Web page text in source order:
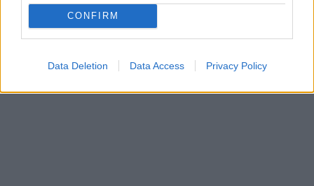
CONFIRM
Data Deletion Data Access Privacy Policy